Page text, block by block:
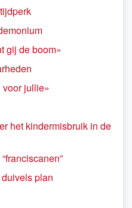
gij de boom»
voor jullie»
het kindermisbruik in de
plan